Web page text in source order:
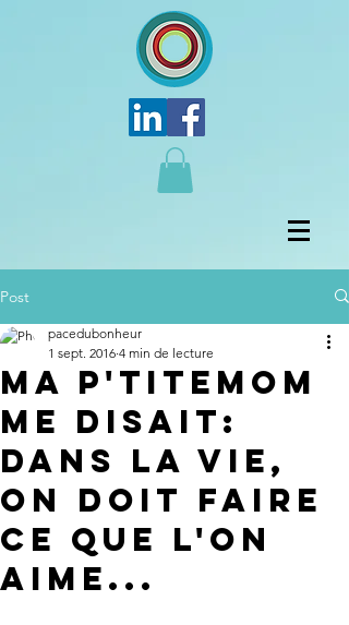
Post
Ma p'titeMom
me disait:
Dans la vie,
on DOIT faire
ce que l'on
aime...
pacedubonheur
1 sept. 2016 4 min de lecture